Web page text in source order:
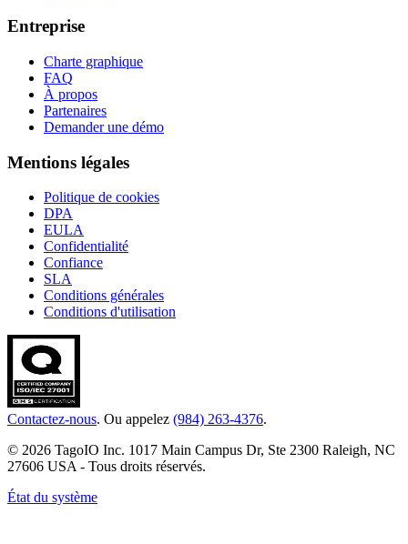
Entreprise
Charte graphique
FAQ
À propos
Partenaires
Demander une démo
Mentions légales
Politique de cookies
DPA
EULA
Confidentialité
Confiance
SLA
Conditions générales
Conditions d'utilisation
Contactez-nous. Ou appelez (984) 263-4376.
© 2026 TagoIO Inc. 1017 Main Campus Dr, Ste 2300 Raleigh, NC
27606 USA - Tous droits réservés.
État du système